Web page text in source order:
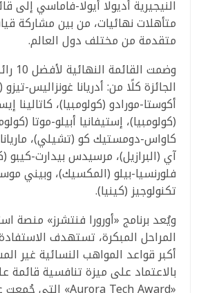
متقدمة من مختلف دول العالم.
وضمت
الجائزة كلًا من: أدريانا غونزاليس-تيزو
أكوستا-مورادو (كولومبيا)، كاتالينا
(كولومبيا)، إستيفانيا أبيلو-موتا
كاواس-دومستيك كو (تشيلي)، ماريانا
آي (البرازيل)، مرسيدس بيدارت-كيبو
فلورنسيا-بيلو (المكسيك)، وبيني
تكنولوجيز (كينيا).
ويُعد برنامج «أورورا فنتشرز» منصة
المراحل المبكرة، تستهدف
أكبر قواعد المواهب النسائية غير
بالاعتماد على ميزة تنافسية قائمة